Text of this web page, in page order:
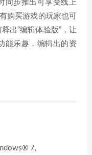
同步推出可享受线上
购买游戏的玩家也可
出“编辑体验版”，让
能乐趣，编辑出的资
7,